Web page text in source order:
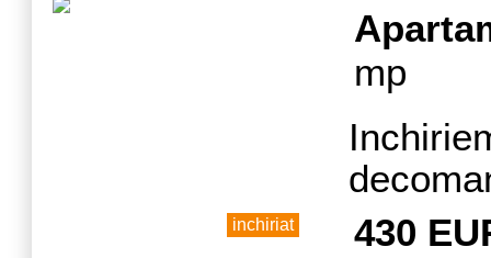
inchiriat
mp
430